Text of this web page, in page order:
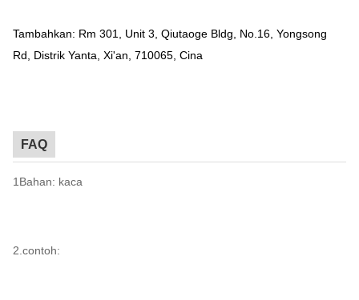
Tambahkan: Rm 301, Unit 3, Qiutaoge Bldg, No.16, Yongsong
Rd, Distrik Yanta, Xi'an, 710065, Cina
FAQ
1Bahan: kaca
2.contoh: